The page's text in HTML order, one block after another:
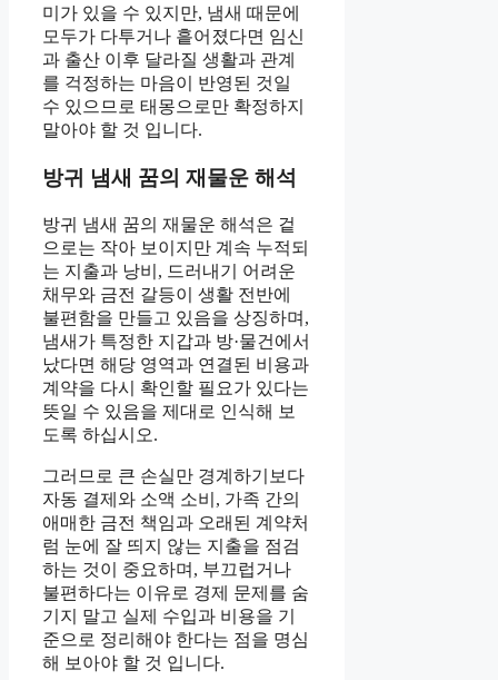
미가 있을 수 있지만, 냄새 때문에
모두가 다투거나 흩어졌다면 임신
과 출산 이후 달라질 생활과 관계
를 걱정하는 마음이 반영된 것일
수 있으므로 태몽으로만 확정하지
말아야 할 것 입니다.
방귀 냄새 꿈의 재물운 해석
방귀 냄새 꿈의 재물운 해석은 겉
으로는 작아 보이지만 계속 누적되
는 지출과 낭비, 드러내기 어려운
채무와 금전 갈등이 생활 전반에
불편함을 만들고 있음을 상징하며,
냄새가 특정한 지갑과 방·물건에서
났다면 해당 영역과 연결된 비용과
계약을 다시 확인할 필요가 있다는
뜻일 수 있음을 제대로 인식해 보
도록 하십시오.
그러므로 큰 손실만 경계하기보다
자동 결제와 소액 소비, 가족 간의
애매한 금전 책임과 오래된 계약처
럼 눈에 잘 띄지 않는 지출을 점검
하는 것이 중요하며, 부끄럽거나
불편하다는 이유로 경제 문제를 숨
기지 말고 실제 수입과 비용을 기
준으로 정리해야 한다는 점을 명심
해 보아야 할 것 입니다.